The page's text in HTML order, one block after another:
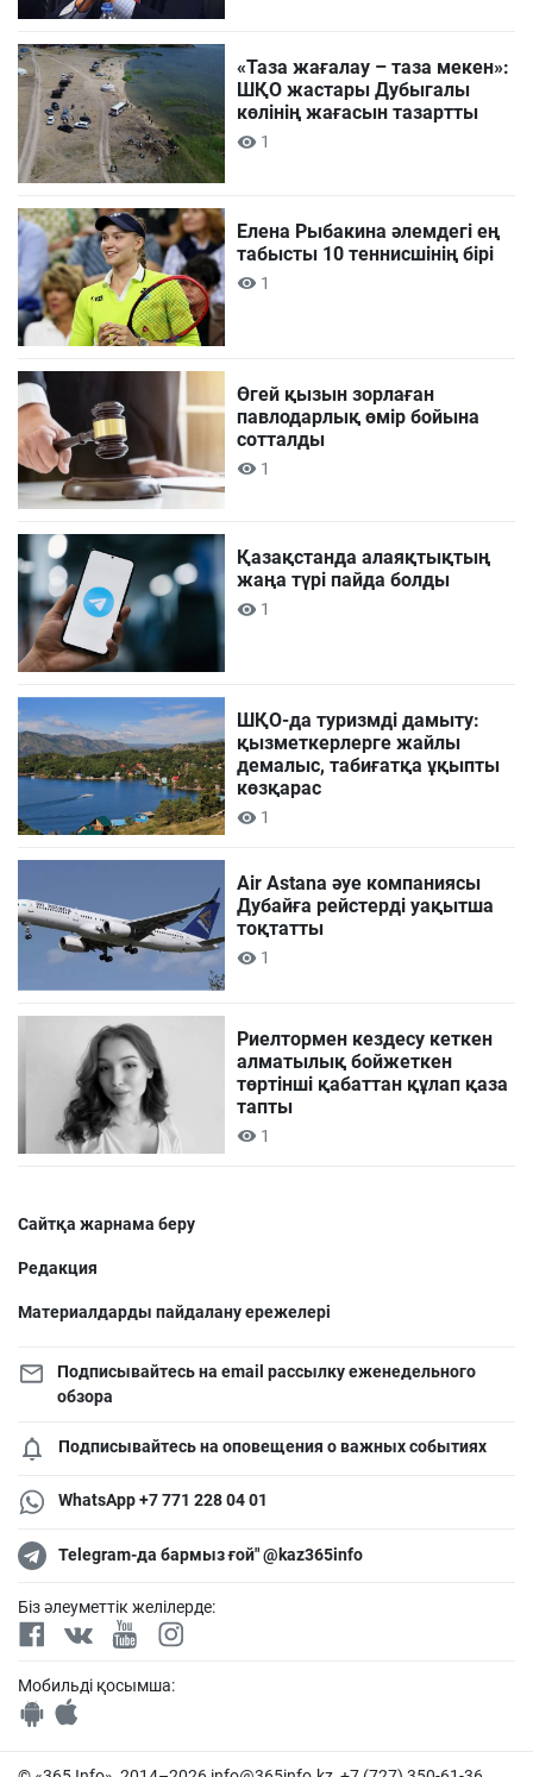
«Таза жағалау – таза мекен»:
ШҚО жастары Дубыгалы
көлінің жағасын тазартты
1
Елена Рыбакина әлемдегі ең
табысты 10 теннисшінің бірі
1
Өгей қызын зорлаған
павлодарлық өмір бойына
сотталды
1
Қазақстанда алаяқтықтың
жаңа түрі пайда болды
1
ШҚО-да туризмді дамыту:
қызметкерлерге жайлы
демалыс, табиғатқа ұқыпты
көзқарас
1
Air Astana әуе компаниясы
Дубайға рейстерді уақытша
тоқтатты
1
Риелтормен кездесу кеткен
алматылық бойжеткен
төртінші қабаттан құлап қаза
тапты
1
Сайтқа жарнама беру
Редакция
Материалдарды пайдалану ережелері
Подписывайтесь на email рассылку еженедельного
обзора
Подписывайтесь на оповещения о важных событиях
WhatsApp +7 771 228 04 01
Telegram-да бармыз ғой" @kaz365info
Біз әлеуметтік желілерде:
Мобильді қосымша: